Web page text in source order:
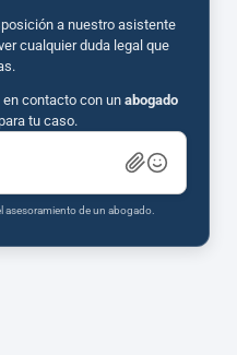
a nuestro asistente
cualquier duda legal que
contacto con un abogado
tu caso.
asesoramiento de un abogado.